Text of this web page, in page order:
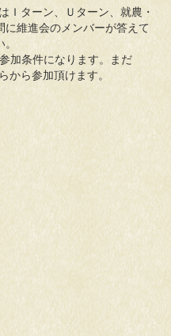
Ｉターン、Ｕターン、就農・
維進会のメンバーが答えて
。
加条件になります。まだ
から参加頂けます。